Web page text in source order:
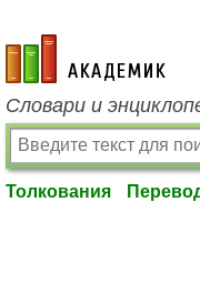
academic.ru
Словари и
Толкования